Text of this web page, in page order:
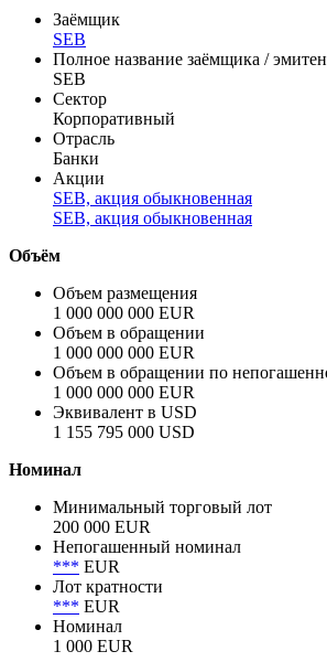
Заёмщик
SEB
Полное название заёмщика /
SEB
Сектор
Корпоративный
Отрасль
Банки
Акции
SEB, акция обыкновенная
SEB, акция обыкновенная
Объём
Объем размещения
1 000 000 000 EUR
Объем в обращении
1 000 000 000 EUR
Объем в обращении по
1 000 000 000 EUR
Эквивалент в USD
1 155 795 000 USD
Номинал
Минимальный торговый лот
200 000 EUR
Непогашенный номинал
*** EUR
Лот кратности
*** EUR
Номинал
1 000 EUR